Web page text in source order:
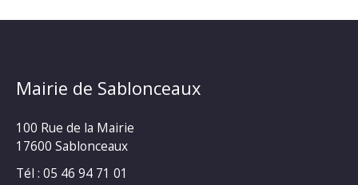
Mairie de Sablonceaux
100 Rue de la Mairie
17600 Sablonceaux
Tél : 05 46 94 71 01